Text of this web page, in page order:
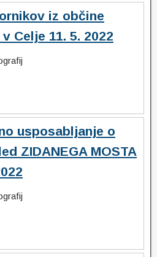
iz občine
Celje 11. 5. 2022
usposabljanje o
ZIDANEGA MOSTA